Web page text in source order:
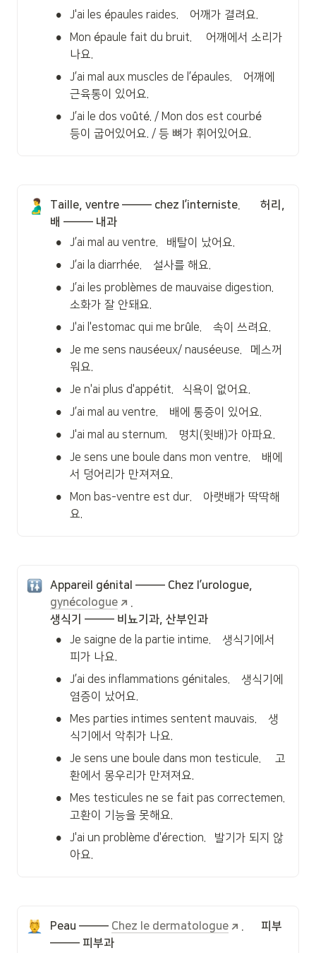
• J'ai les épaules raides.    어깨가 결려요.
•
Mon épaule fait du bruit.     어깨에서 소리가
나요.
•
J’ai mal aux muscles de l’épaules.    어깨에
근육통이 있어요.
•
J’ai le dos voûté. / Mon dos est courbé
등이 굽어있어요. / 등 뼈가 휘어있어요.
🫃
Taille, ventre ——— chez l’interniste.       허리,
배 ——— 내과
• J’ai mal au ventre.   배탈이 났어요.
• J’ai la diarrhée.    설사를 해요.
•
J’ai les problèmes de mauvaise digestion.
소화가 잘 안돼요.
• J'ai l'estomac qui me brûle.    속이 쓰려요.
•
Je me sens nauséeux/ nauséeuse.   메스꺼
워요.
• Je n'ai plus d'appétit.   식욕이 없어요.
• J’ai mal au ventre.    배에 통증이 있어요.
• J'ai mal au sternum.    명치(윗배)가 아파요.
•
Je sens une boule dans mon ventre.    배에
서 덩어리가 만져져요.
•
Mon bas-ventre est dur.    아랫배가 딱딱해
요.
gynécologue
.
생식기 ——— 비뇨기과, 산부인과
•
Je saigne de la partie intime.    생식기에서
피가 나요.
•
J’ai des inflammations génitales.    생식기에
염증이 났어요.
•
Mes parties intimes sentent mauvais.    생
식기에서 악취가 나요.
•
Je sens une boule dans mon testicule.     고
환에서 몽우리가 만져져요.
•
Mes testicules ne se fait pas correctemen.
고환이 기능을 못해요.
•
J'ai un problème d'érection.   발기가 되지 않
아요.
Peau ——— Chez le dermatologue
.      피부
——— 피부과